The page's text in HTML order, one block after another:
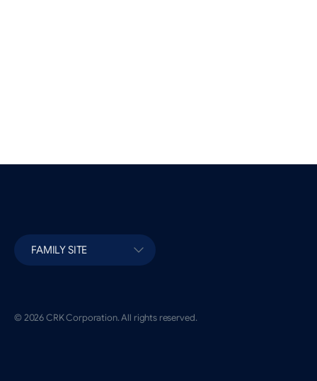
FAMILY SITE
© 2026 CRK Corporation. All rights reserved.